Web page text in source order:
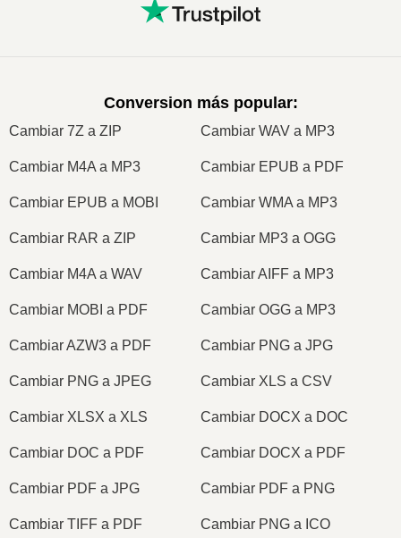
Conversion más popular:
Cambiar 7Z a ZIP Cambiar WAV a MP3
Cambiar M4A a MP3 Cambiar EPUB a PDF
Cambiar EPUB a MOBI Cambiar WMA a MP3
Cambiar RAR a ZIP Cambiar MP3 a OGG
Cambiar M4A a WAV Cambiar AIFF a MP3
Cambiar MOBI a PDF Cambiar OGG a MP3
Cambiar AZW3 a PDF Cambiar PNG a JPG
Cambiar PNG a JPEG Cambiar XLS a CSV
Cambiar XLSX a XLS Cambiar DOCX a DOC
Cambiar DOC a PDF Cambiar DOCX a PDF
Cambiar PDF a JPG Cambiar PDF a PNG
Cambiar TIFF a PDF Cambiar PNG a ICO